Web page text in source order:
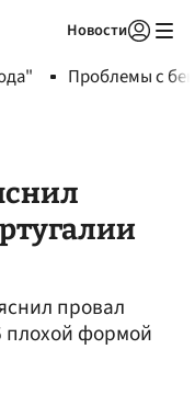
Новости
Проблемы с
провал
плохой формой